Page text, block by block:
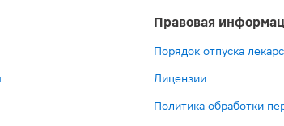
Правовая
Порядок отпуска
Лицензии
Политика обработки